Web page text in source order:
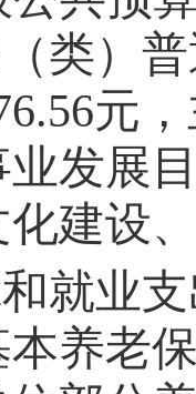
（类）
元
发展
建设
就业
养老